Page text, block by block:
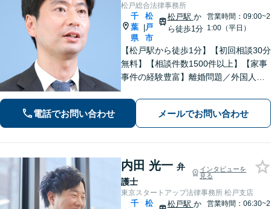
松戸総合法律事務所
千
葉
県
|
松
戸
市
松戸駅 か
ら徒歩1分
営業時間：09:00~2
1:00（平日）
【松戸駅から徒歩1分】【初回相談30分
無料】【相談件数1500件以上】【家事
事件の経験豊富】離婚問題／外国人問
頼者に寄り添うスタイルに定評あり。
「解決後の生活から考える」がモット
ー。
電話でお問い合わせ メールでお問い合わせ
内田 光一 弁
護士
インタビューを
見る
東京スタートアップ法律事務所 松戸支店
千
松
松戸駅 か
営業時間：06:30~2